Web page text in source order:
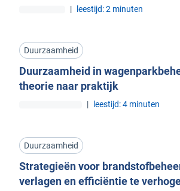
| leestijd: 2 minuten
Duurzaamheid
Duurzaamheid in
theorie naar praktijk
| leestijd: 4 minuten
Duurzaamheid
Strategieën voor
verlagen en efficiëntie te